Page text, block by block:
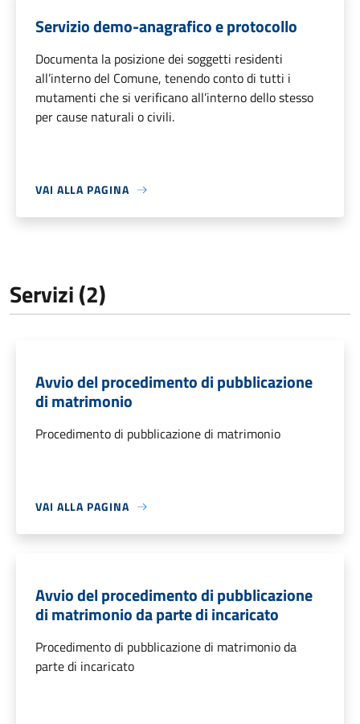
Servizio demo-anagrafico e protocollo
Documenta la posizione dei soggetti residenti
all’interno del Comune, tenendo conto di tutti i
mutamenti che si verificano all’interno dello stesso
per cause naturali o civili.
VAI ALLA PAGINA
Servizi (2)
Avvio del procedimento di pubblicazione
di matrimonio
Procedimento di pubblicazione di matrimonio
VAI ALLA PAGINA
Avvio del procedimento di pubblicazione
di matrimonio da parte di incaricato
Procedimento di pubblicazione di matrimonio da
parte di incaricato